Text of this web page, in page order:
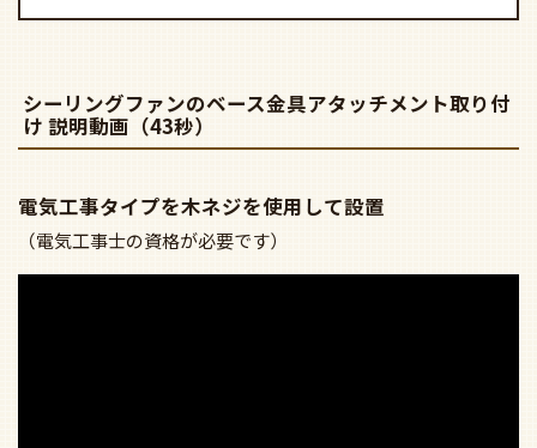
シーリングファンのベース金具アタッチメント取り付
け 説明動画（43秒）
電気工事タイプを木ネジを使用して設置
（電気工事士の資格が必要です）